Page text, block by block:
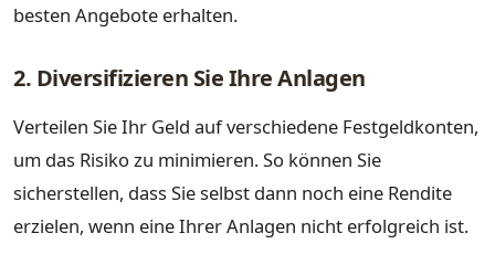
besten Angebote erhalten.
2. Diversifizieren Sie Ihre Anlagen
Verteilen Sie Ihr Geld auf verschiedene Festgeldkonten,
um das Risiko zu minimieren. So können Sie
sicherstellen, dass Sie selbst dann noch eine Rendite
erzielen, wenn eine Ihrer Anlagen nicht erfolgreich ist.